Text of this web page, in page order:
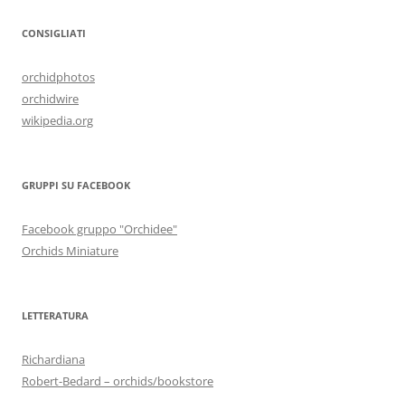
CONSIGLIATI
orchidphotos
orchidwire
wikipedia.org
GRUPPI SU FACEBOOK
Facebook gruppo "Orchidee"
Orchids Miniature
LETTERATURA
Richardiana
Robert-Bedard – orchids/bookstore